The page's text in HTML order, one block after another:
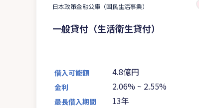
日本政策金融公庫（国民生活事業）
一般貸付（生活衛生貸付）
借入可能額 4.8億円
金利 2.06% ~ 2.55%
最長借入期間 13年